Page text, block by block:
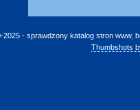
2025 - sprawdzony katalog stron www,
Thumbshots